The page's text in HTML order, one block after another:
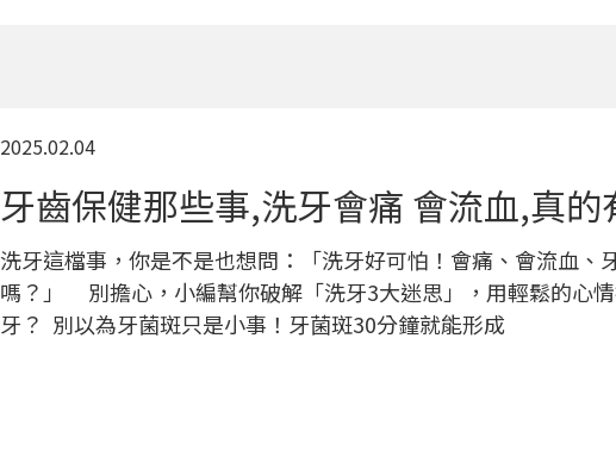
2025.02.04
牙齒保健那些事,洗牙會痛 會流血,真的
洗牙這檔事，你是不是也想問：「洗牙好可怕！會痛、會流血、
嗎？」 別擔心，小編幫你破解「洗牙3大迷思」，用輕鬆的
牙？ 別以為牙菌斑只是小事！牙菌斑30分鐘就能形成